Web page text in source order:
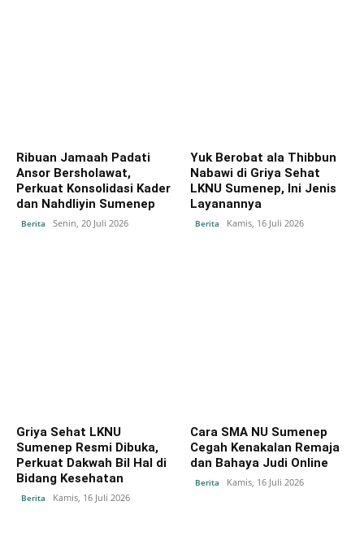
Ribuan Jamaah Padati
Ansor Bersholawat,
Perkuat Konsolidasi Kader
dan Nahdliyin Sumenep
Berita Senin, 20 Juli 2026
Yuk Berobat ala Thibbun
Nabawi di Griya Sehat
LKNU Sumenep, Ini Jenis
Layanannya
Berita Kamis, 16 Juli 2026
Griya Sehat LKNU
Sumenep Resmi Dibuka,
Perkuat Dakwah Bil Hal di
Bidang Kesehatan
Berita Kamis, 16 Juli 2026
Cara SMA NU Sumenep
Cegah Kenakalan Remaja
dan Bahaya Judi Online
Berita Kamis, 16 Juli 2026